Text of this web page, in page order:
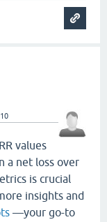
values
a net loss over
is crucial
insights and
—your go-to